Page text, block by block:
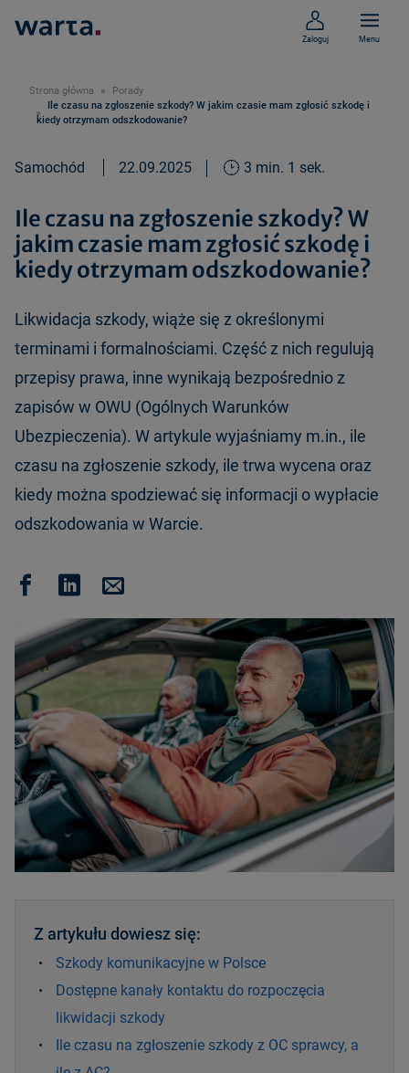
Zaloguj Menu
Strona główna
Porady
Ile czasu na zgłoszenie szkody? W jakim czasie mam zgłosić szkodę i
kiedy otrzymam odszkodowanie?
Samochód 22.09.2025 3 min. 1 sek.
Ile czasu na zgłoszenie szkody? W
jakim czasie mam zgłosić szkodę i
kiedy otrzymam odszkodowanie?
Likwidacja szkody, wiąże się z określonymi
terminami i formalnościami. Część z nich regulują
przepisy prawa, inne wynikają bezpośrednio z
zapisów w OWU (Ogólnych Warunków
Ubezpieczenia). W artykule wyjaśniamy m.in., ile
czasu na zgłoszenie szkody, ile trwa wycena oraz
kiedy można spodziewać się informacji o wypłacie
odszkodowania w Warcie.
Z artykułu dowiesz się:
Szkody komunikacyjne w Polsce
Dostępne kanały kontaktu do rozpoczęcia
likwidacji szkody
Ile czasu na zgłoszenie szkody z OC sprawcy, a